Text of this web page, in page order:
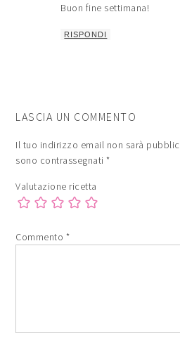
Buon fine settimana!
RISPONDI
LASCIA UN COMMENTO
Il tuo indirizzo email non sarà
sono contrassegnati*
Valutazione ricetta
Commento *